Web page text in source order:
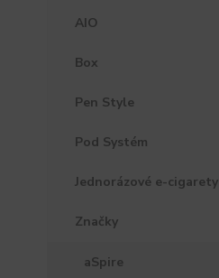
AIO
Box
Pen Style
Pod Systém
Jednorázové e-cigarety
Značky
aSpire